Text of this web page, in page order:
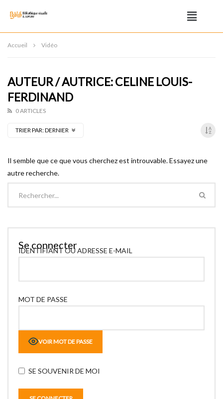
Accueil Vidéo
AUTEUR / AUTRICE: CELINE LOUIS-
FERDINAND
0 ARTICLES
TRIER PAR:DERNIER
Il semble que ce que vous cherchez est introuvable. Essayez une
autre recherche.
Se connecter
IDENTIFIANT OU ADRESSE E-MAIL
MOT DE PASSE
VOIR MOT DE PASSE
SE SOUVENIR DE MOI